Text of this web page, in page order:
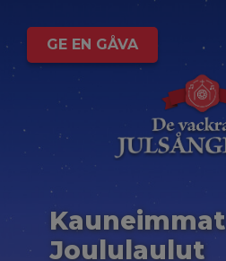
GE EN GÅVA
Kauneimmat
Joululaulut